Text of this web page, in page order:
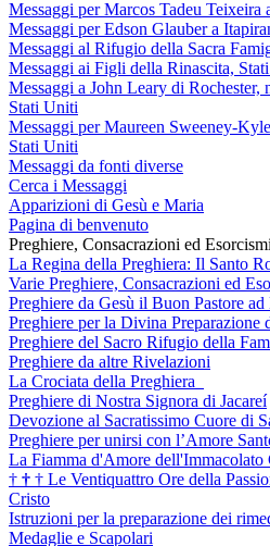
Messaggi per Marcos Tadeu Teixeira
Messaggi per Edson Glauber a
Messaggi al Rifugio della Sacra
Messaggi ai Figli della Rinascita,
Messaggi a John Leary di
Stati Uniti
Messaggi per Maureen Sweeney-
Stati Uniti
Messaggi da fonti diverse
Cerca i Messaggi
Apparizioni di Gesù e Maria
Pagina di benvenuto
Preghiere, Consacrazioni ed Esorcismi
La Regina della Preghiera: Il Santo
Varie Preghiere, Consacrazioni ed
Preghiere da Gesù il Buon Pastore ad
Preghiere per la Divina Preparazione
Preghiere del Sacro Rifugio della
Preghiere da altre Rivelazioni
La Crociata della Preghiera
Preghiere di Nostra Signora di Jacareí
Devozione al Sacratissimo Cuore di
Preghiere per unirsi con l’Amore
La Fiamma d'Amore dell'Immacolato
† † † Le Ventiquattro Ore della
Cristo
Istruzioni per la preparazione dei
Medaglie e Scapolari